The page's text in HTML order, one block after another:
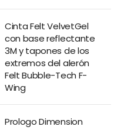
Cinta Felt VelvetGel
con base reflectante
3M y tapones de los
extremos del alerón
Felt Bubble-Tech F-
Wing
Prologo Dimension